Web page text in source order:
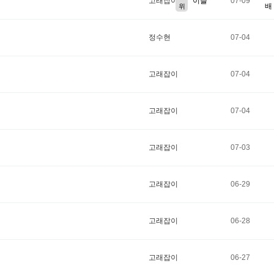
정수현 07-04
고래잡이 07-04
고래잡이 07-04
고래잡이 07-03
고래잡이 06-29
고래잡이 06-28
고래잡이 06-27
위
배